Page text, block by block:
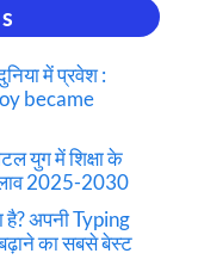
में प्रवेश :
became
युग में शिक्षा के
2025-2030
अपनी Typing
का सबसे बेस्ट